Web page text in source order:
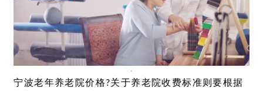
宁波老年养老院价格?关于养老院收费标准则要根据